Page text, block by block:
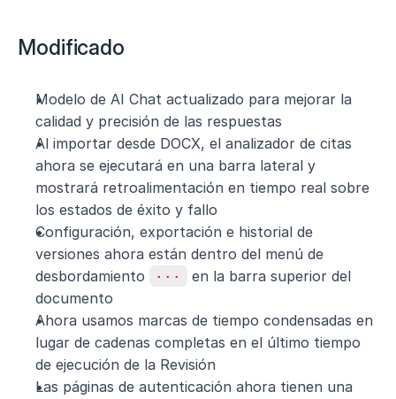
Modificado
Modelo de AI Chat actualizado para mejorar la
calidad y precisión de las respuestas
Al importar desde DOCX, el analizador de citas
ahora se ejecutará en una barra lateral y
mostrará retroalimentación en tiempo real sobre
los estados de éxito y fallo
Configuración, exportación e historial de
versiones ahora están dentro del menú de
desbordamiento
···
en la barra superior del
documento
Ahora usamos marcas de tiempo condensadas en
lugar de cadenas completas en el último tiempo
de ejecución de la Revisión
Las páginas de autenticación ahora tienen una